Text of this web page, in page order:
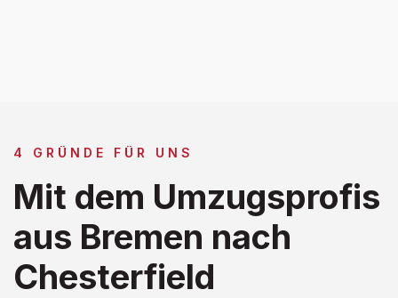
4 GRÜNDE FÜR UNS
Mit dem Umzugsprofis
aus Bremen nach
Chesterfield